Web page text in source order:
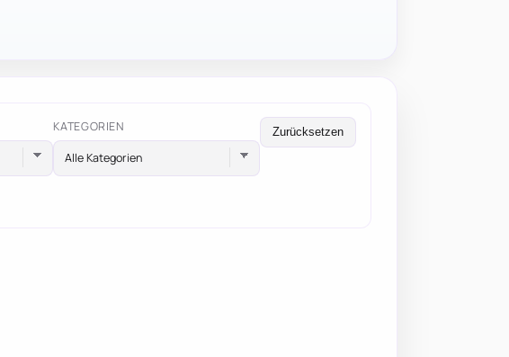
KATEGORIEN
Alle Kategorien
Zurücksetzen